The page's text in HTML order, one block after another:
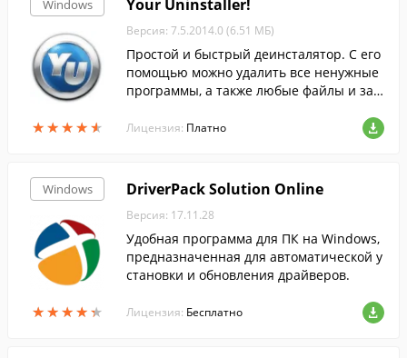
Windows
★★★★★
★★★★★
Your Uninstaller!
Версия: 7.5.2014.0 (6.51 МБ)
Простой и быстрый деинсталятор. С его
помощью можно удалить все ненужные
программы, а также любые файлы и зап
гут после себя оставить.
Лицензия: Платно
Windows
★★★★★
★★★★★
DriverPack Solution Online
Версия: 17.11.28
Удобная программа для ПК на Windows,
предназначенная для автоматической у
становки и обновления драйверов.
Лицензия: Бесплатно